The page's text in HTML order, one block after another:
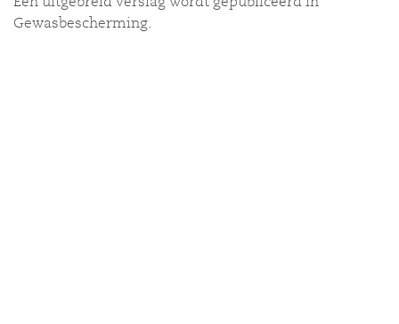
Gewasbescherming.